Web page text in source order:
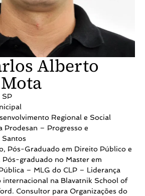
Alberto
SP
Regional e Social
Prodesan – Progresso e
Santos
Pós-Graduado em Direito Público e
Pós-graduado no Master em
– MLG do CLP – Liderança
internacional na Blavatnik School of
Consultor para Organizações do